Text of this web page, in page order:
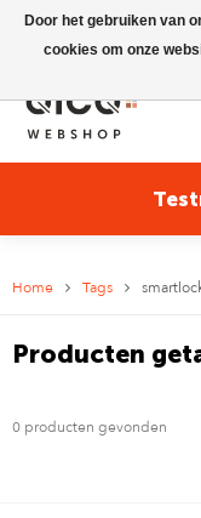
Riese & Müller
Home Tags
Producten
0 producten gevonden
Door het gebruiken van
cookies om onze